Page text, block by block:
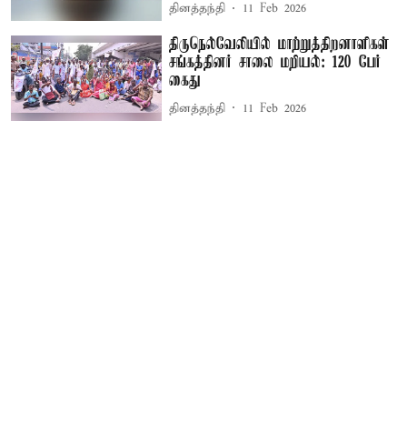
தினத்தந்தி 11 Feb 2026
திருநெல்வேலியில் மாற்றுத்திறனாளிகள்
சங்கத்தினர் சாலை மறியல்: 120 பேர்
கைது
தினத்தந்தி 11 Feb 2026